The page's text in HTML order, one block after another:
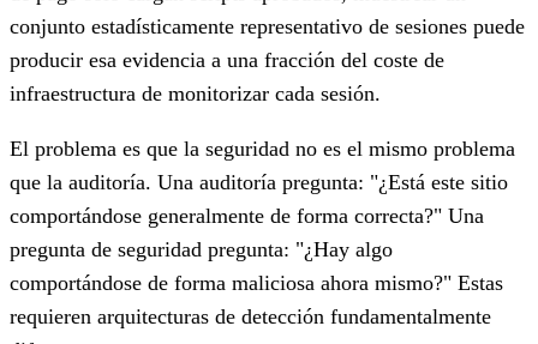
conjunto estadísticamente representativo de sesiones puede
producir esa evidencia a una fracción del coste de
infraestructura de monitorizar cada sesión.
El problema es que la seguridad no es el mismo problema
que la auditoría. Una auditoría pregunta: "¿Está este sitio
comportándose generalmente de forma correcta?" Una
pregunta de seguridad pregunta: "¿Hay algo
comportándose de forma maliciosa ahora mismo?" Estas
requieren arquitecturas de detección fundamentalmente